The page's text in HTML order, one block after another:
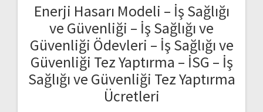
Enerji Hasarı Modeli – İş Sağlığı
ve Güvenliği – İş Sağlığı ve
Güvenliği Ödevleri – İş Sağlığı ve
Güvenliği Tez Yaptırma – İSG – İş
Sağlığı ve Güvenliği Tez Yaptırma
Ücretleri